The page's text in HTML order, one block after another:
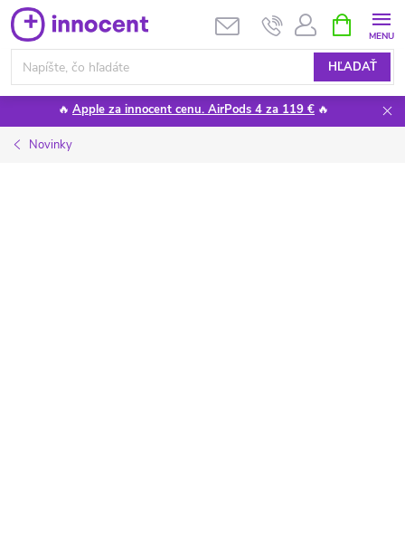
Prejsť
na
obsah
HĽADAŤ
KOŠÍK
🔥 Apple za innocent cenu. AirPods 4 za 119 € 🔥
Novinky